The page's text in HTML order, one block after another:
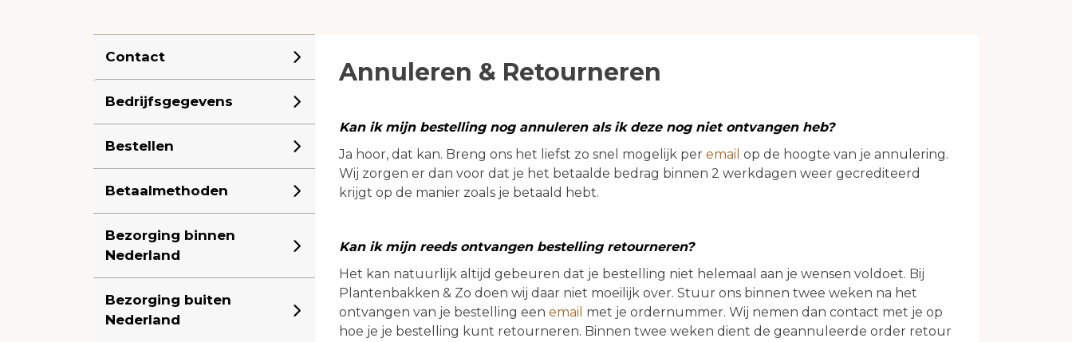
Contact
Bedrijfsgegevens
Bestellen
Betaalmethoden
Bezorging binnen
Nederland
Bezorging buiten
Nederland
Annuleren & Retourneren
Kan ik mijn bestelling nog annuleren als ik deze nog niet ontvangen heb?
Ja hoor, dat kan. Breng ons het liefst zo snel mogelijk per email op de hoogte van je annulering.
Wij zorgen er dan voor dat je het betaalde bedrag binnen 2 werkdagen weer gecrediteerd
krijgt op de manier zoals je betaald hebt.
Kan ik mijn reeds ontvangen bestelling retourneren?
Het kan natuurlijk altijd gebeuren dat je bestelling niet helemaal aan je wensen voldoet. Bij
Plantenbakken & Zo doen wij daar niet moeilijk over. Stuur ons binnen twee weken na het
ontvangen van je bestelling een email met je ordernummer. Wij nemen dan contact met je op
hoe je je bestelling kunt retourneren. Binnen twee weken dient de geannuleerde order retour